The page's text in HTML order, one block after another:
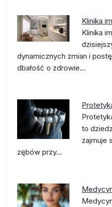
Klinika
Klinika
dynamicznych zmian i
dbałość o zdrowie…
to
zajmuje
zębów przy…